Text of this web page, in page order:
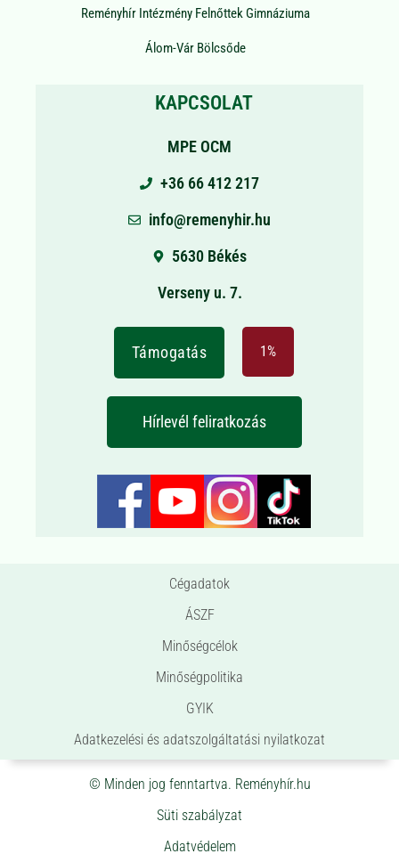
Reményhír Intézmény Felnőttek Gimnáziuma
Álom-Vár Bölcsőde
KAPCSOLAT
MPE OCM
+36 66 412 217
info@remenyhir.hu
5630 Békés
Verseny u. 7.
Támogatás 1%
Hírlevél feliratkozás
Cégadatok
ÁSZF
Minőségcélok
Minőségpolitika
GYIK
Adatkezelési és adatszolgáltatási nyilatkozat
© Minden jog fenntartva. Reményhír.hu
Süti szabályzat
Adatvédelem